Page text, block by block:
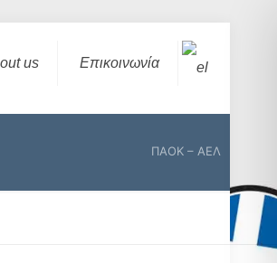
us Επικοινωνία
ΠΑΟΚ – ΑΕΛ